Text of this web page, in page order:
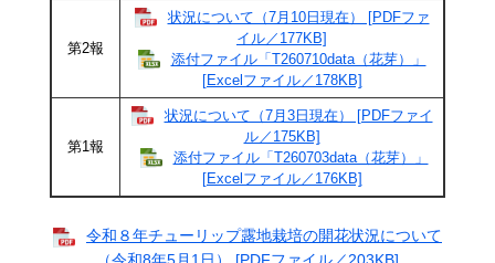
第2報
状況について（7月10日現在） [PDFファ
イル／177KB]
添付ファイル「T260710data（花芽）」
[Excelファイル／178KB]
第1報
状況について（7月3日現在） [PDFファイ
ル／175KB]
添付ファイル「T260703data（花芽）」
[Excelファイル／176KB]
令和８年チューリップ露地栽培の開花状況について
（令和8年5月1日） [PDFファイル／203KB]